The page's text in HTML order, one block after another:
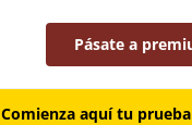
Pásate a
Comienza aquí tu